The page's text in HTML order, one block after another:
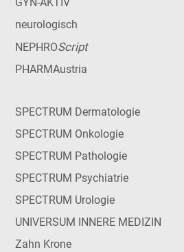
neurologisch
NEPHROScript
PHARMAustria
SPECTRUM Dermatologie
SPECTRUM Onkologie
SPECTRUM Pathologie
SPECTRUM Psychiatrie
SPECTRUM Urologie
UNIVERSUM INNERE MEDIZIN
Zahn Krone